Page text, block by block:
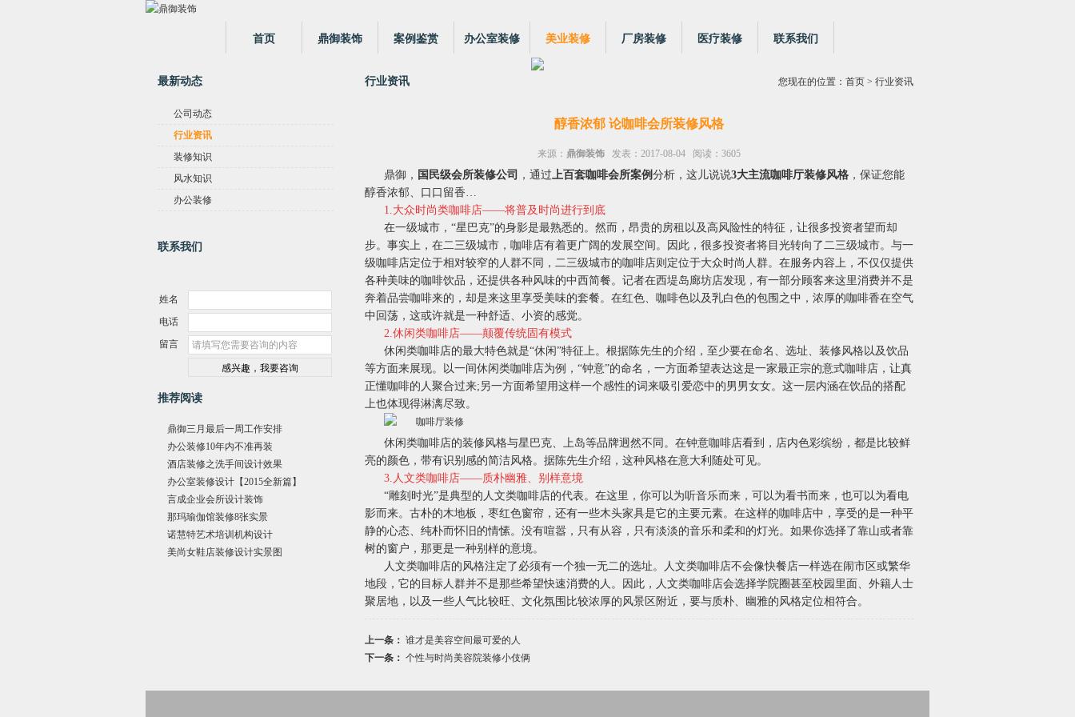
首页 鼎御装饰 案例鉴赏 办公室装修 美业装修 厂房装修 医疗装修 联系我们
最新动态
公司动态
行业资讯
装修知识
风水知识
办公装修
联系我们
姓名
电话
留言
推荐阅读
鼎御三月最后一周工作安排
办公装修10年内不准再装
酒店装修之洗手间设计效果
办公室装修设计【2015全新篇】
言成企业会所设计装饰
那玛瑜伽馆装修8张实景
诺慧特艺术培训机构设计
美尚女鞋店装修设计实景图
行业资讯 您现在的位置： 首页 > 行业资讯
醇香浓郁 论咖啡会所装修风格
来源： 鼎御装饰 发表：2017-08-04 阅读：3605
鼎御， 国民级会所装修公司 ，通过上百套咖啡会所案例分析，这儿说说3大主流咖啡厅装修风格 ，保证您能
醇香浓郁、口口留香…
1.大众时尚类咖啡店——将普及时尚进行到底
在一级城市，“星巴克”的身影是最熟悉的。然而，昂贵的房租以及高风险性的特征，让很多投资者望而却
步。事实上，在二三级城市，咖啡店有着更广阔的发展空间。因此，很多投资者将目光转向了二三级城市。与一
级咖啡店定位于相对较窄的人群不同，二三级城市的咖啡店则定位于大众时尚人群。在服务内容上，不仅仅提供
各种美味的咖啡饮品，还提供各种风味的中西简餐。记者在西堤岛廊坊店发现，有一部分顾客来这里消费并不是
奔着品尝咖啡来的，却是来这里享受美味的套餐。在红色、咖啡色以及乳白色的包围之中，浓厚的咖啡香在空气
中回荡，这或许就是一种舒适、小资的感觉。
2.休闲类咖啡店——颠覆传统固有模式
休闲类咖啡店的最大特色就是“休闲”特征上。根据陈先生的介绍，至少要在命名、选址、装修风格以及饮品
等方面来展现。以一间休闲类咖啡店为例，“钟意”的命名，一方面希望表达这是一家最正宗的意式咖啡店，让真
正懂咖啡的人聚合过来;另一方面希望用这样一个感性的词来吸引爱恋中的男男女女。这一层内涵在饮品的搭配
上也体现得淋漓尽致。
休闲类咖啡店的装修风格与星巴克、上岛等品牌迥然不同。在钟意咖啡店看到，店内色彩缤纷，都是比较鲜
亮的颜色，带有识别感的简洁风格。据陈先生介绍，这种风格在意大利随处可见。
3.人文类咖啡店——质朴幽雅、别样意境
“雕刻时光”是典型的人文类咖啡店的代表。在这里，你可以为听音乐而来，可以为看书而来，也可以为看电
影而来。古朴的木地板，枣红色窗帘，还有一些木头家具是它的主要元素。在这样的咖啡店中，享受的是一种平
静的心态、纯朴而怀旧的情愫。没有喧嚣，只有从容，只有淡淡的音乐和柔和的灯光。如果你选择了靠山或者靠
树的窗户，那更是一种别样的意境。
人文类咖啡店的风格注定了必须有一个独一无二的选址。人文类咖啡店不会像快餐店一样选在闹市区或繁华
地段，它的目标人群并不是那些希望快速消费的人。因此，人文类咖啡店会选择学院圈甚至校园里面、外籍人士
聚居地，以及一些人气比较旺、文化氛围比较浓厚的风景区附近，要与质朴、幽雅的风格定位相符合。
上一条： 谁才是美容空间最可爱的人
下一条： 个性与时尚美容院装修小伎俩